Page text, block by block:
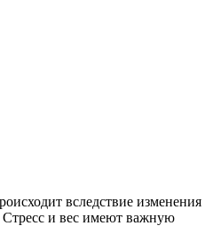
вследствие изменения
Стресс и вес имеют важную